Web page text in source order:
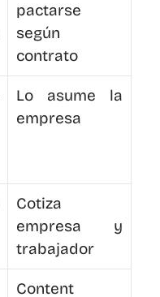
pactarse
según
contrato
Lo asume la
empresa
Cotiza
empresa y
trabajador
Content